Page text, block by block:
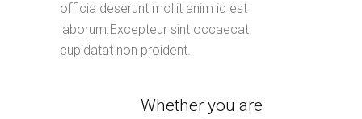
officia deserunt mollit anim id est
laborum.Excepteur sint occaecat
cupidatat non proident.
Whether you are